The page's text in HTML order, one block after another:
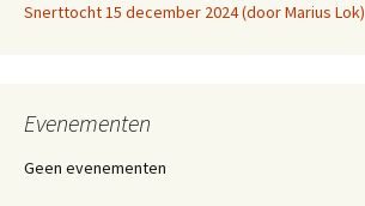
Snerttocht 15 december 2024 (door Marius Lok)
Evenementen
Geen evenementen